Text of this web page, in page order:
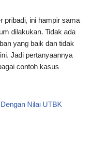
pribadi, ini hampir sama
dilakukan. Tidak ada
yang baik dan tidak
Jadi pertanyaannya
contoh kasus
Nilai UTBK